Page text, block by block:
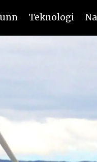
Teknologi